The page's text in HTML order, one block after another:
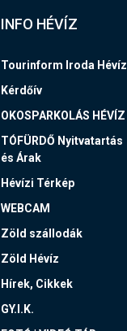
INFO HÉVÍZ
Tourinform Iroda Hévíz
Kérdőív
OKOSPARKOLÁS HÉVÍZ
TÓFÜRDŐ Nyitvatartás
és Árak
Hévízi Térkép
WEBCAM
Zöld szállodák
Zöld Hévíz
Hírek, Cikkek
GY.I.K.